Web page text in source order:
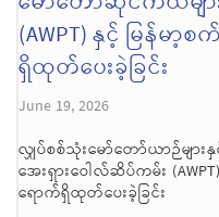
(AWPT) နှင့် မြန်မ
ရှိထုတ်ပေးခဲ့ခြင်း
June 19, 2026
လျှပ်စစ်သုံးမော်တော်ယာဉ်မျာ
အေးရှားဝေါလ်ဆိပ်ကမ်း
ရောက်ရှိထုတ်ပေးခဲ့ခြင်း